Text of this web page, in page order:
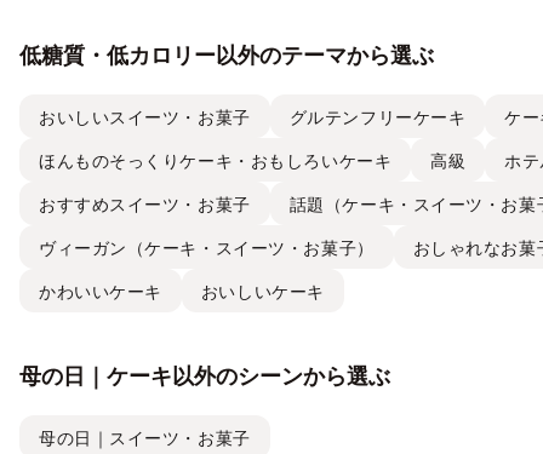
低糖質・低カロリー以外のテーマから選ぶ
おいしいスイーツ・お菓子 グルテンフリーケーキ ケ
ほんものそっくりケーキ・おもしろいケーキ 高級 ホ
おすすめスイーツ・お菓子 話題（ケーキ・スイーツ・お菓
ヴィーガン（ケーキ・スイーツ・お菓子） おしゃれなお菓
かわいいケーキ おいしいケーキ
母の日｜ケーキ以外のシーンから選ぶ
母の日｜スイーツ・お菓子